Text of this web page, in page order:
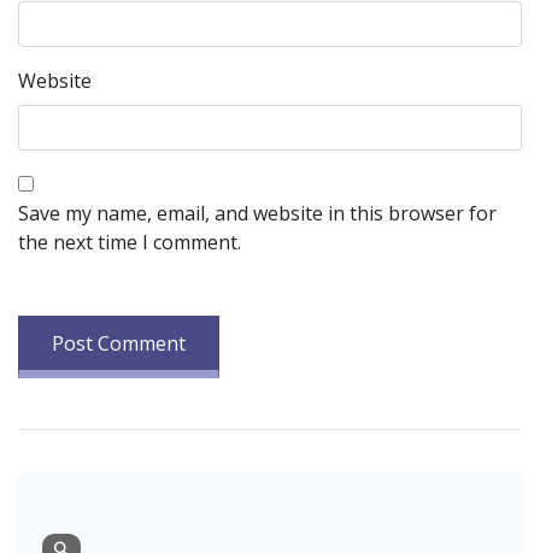
Website
Save my name, email, and website in this browser for
the next time I comment.